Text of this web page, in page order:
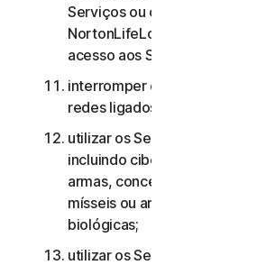
Serviços ou contornar
NortonLifeLock utilize para
acesso aos Serviços;
interromper ou interferir com
redes ligados a quaisquer
utilizar os Serviços para
incluindo ciberguerra,
armas, conceção, fabrico ou
mísseis ou armas nucleares,
biológicas;
utilizar os Serviços de